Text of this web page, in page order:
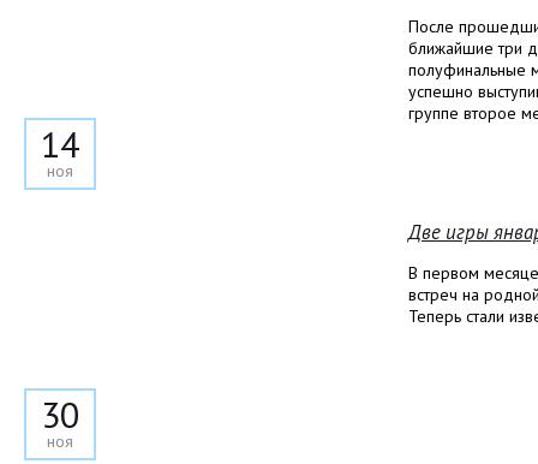
14
ноя
После
ближайшие три
полуфинальные
успешно
группе второе
30
ноя
Две игры
В первом
встреч на
Теперь стали